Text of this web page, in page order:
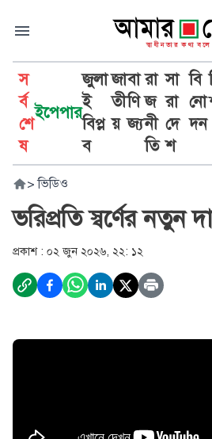
স
র্ব
শে
ষ
ইপেপার
জুলা
ই
বিপ্ল
ব
জা
তী
য়
বা
ণি
জ্য
রা
জ
নী
তি
সা
রা
দে
শ
বি
নো
দন
> ভিডিও
ভরিপ্রতি স্বর্ণের নতুন
প্রকাশ : ০২ জুন ২০২৬, ২২: ১২